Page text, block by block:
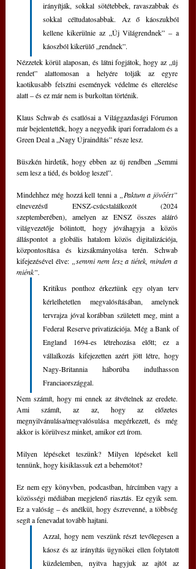
irányítják, sokkal sötétebbek, ravaszabbak és
sokkal céltudatosabbak. Az ő káoszukból
kellene kikerülnie az „Új Világrendnek” ‒ a
káoszból kikerülő „rendnek”.
Nézzetek körül alaposan, és látni fogjátok, hogy az „új
rendet” alattomosan a helyére tolják az egyre
kaotikusabb felszíni események védelme és elterelése
alatt ‒ és ez már nem is burkoltan történik.
Klaus Schwab és csatlósai a Világgazdasági Fórumon
már bejelentették, hogy a negyedik ipari forradalom és a
Green Deal a „Nagy Újraindítás” része lesz.
Büszkén hirdetik, hogy ebben az új rendben „Semmi
sem lesz a tiéd, és boldog leszel”.
Mindehhez még hozzá kell tenni a
„Paktum a jövőért”
elnevezésű ENSZ-csúcstalálkozót (2024
szeptemberében), amelyen az ENSZ összes aláíró
világvezetője bólintott, hogy jóváhagyja a közös
álláspontot a globális hatalom közös digitalizációja,
központosítása és kizsákmányolása terén. Schwab
kifejezésével élve:
„semmi nem lesz a tiétek, minden a
miénk”.
Kritikus ponthoz érkeztünk egy olyan terv
kérlelhetetlen megvalósításában, amelynek
tervrajza jóval korábban született meg, mint a
Federal Reserve privatizációja. Még a Bank of
England 1694-es létrehozása előtt; ez a
vállalkozás kifejezetten azért jött létre, hogy
Nagy-Britannia háborúba indulhasson
Franciaországgal.
Nem számít, hogy mi ennek az átvételnek az eredete.
Ami számít, az az, hogy az előzetes
megnyilvánulása/megvalósulása megérkezett, és még
akkor is körülvesz minket, amikor ezt írom.
Milyen lépéseket teszünk? Milyen lépéseket kell
tennünk, hogy kisiklassuk ezt a behemótot?
Ez nem egy könyvben, podcastban, hírcímben vagy a
közösségi médiában megjelenő riasztás. Ez egyik sem.
Ez a valóság ‒ és anélkül, hogy észrevenné, a többség
segít a fenevadat tovább hajtani.
Azzal, hogy nem veszünk részt tevőlegesen a
káosz és az irányítás ügynökei ellen folytatott
küzdelemben, nyitva hagyjuk az ajtót az